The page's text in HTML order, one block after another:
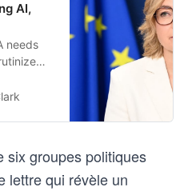
AI,
needs
six groupes politiques
lettre qui révèle un